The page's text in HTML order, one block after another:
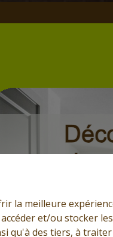
la meilleure
et/ou stocker
qu'à des tiers, à